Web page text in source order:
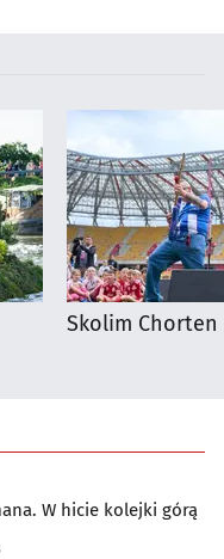
Skolim Chorten
W hicie kolejki górą